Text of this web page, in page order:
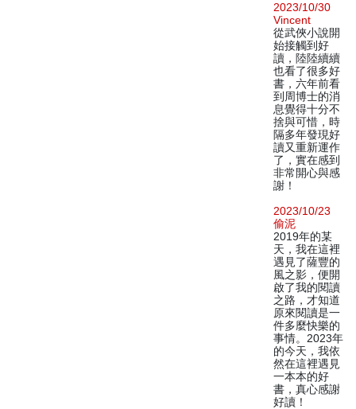
2023/10/30
Vincent
從武俠小說開
始接觸到好
讀，陸陸續續
也看了很多好
書，六年前看
到周博士的消
息覺得十分不
捨與可惜，時
隔多年發現好
讀又重新運作
了，實在感到
非常開心與感
謝！
2023/10/23
偷泥
2019年的某
天，我在這裡
遇見了薩豐的
風之影，便開
啟了我的閱讀
之路，才知道
原來閱讀是一
件多麼快樂的
事情。2023年
的今天，我依
然在這裡遇見
一本本的好
書，真心感謝
好讀！